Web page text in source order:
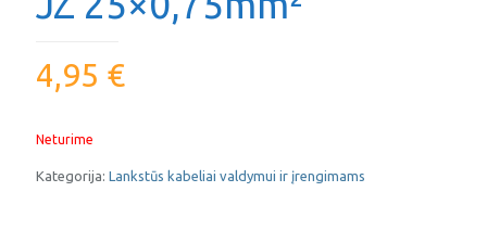
4,95 €
Neturime
Kategorija: Lankstūs kabeliai valdymui ir įrengimams